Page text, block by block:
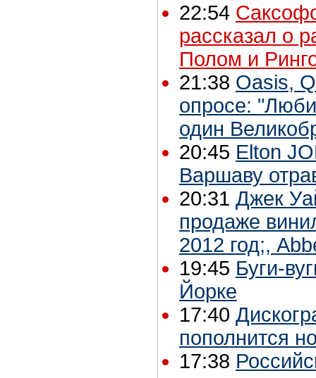
22:54
рассказал о
Полом и
21:38 Oasis,
опросе:
один
20:45 Elton
Варшаву
20:31 Джек
продаже
2012 год;,
19:45 Буги-
Йорке
17:40
пополнится
17:38